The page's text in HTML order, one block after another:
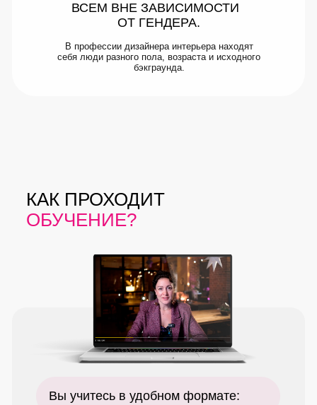
ВСЕМ ВНЕ ЗАВИСИМОСТИ
ОТ ГЕНДЕРА.
В профессии дизайнера интерьера находят
себя люди разного пола, возраста и исходного
бэкграунда.
КАК ПРОХОДИТ
ОБУЧЕНИЕ?
Вы учитесь в удобном формате: